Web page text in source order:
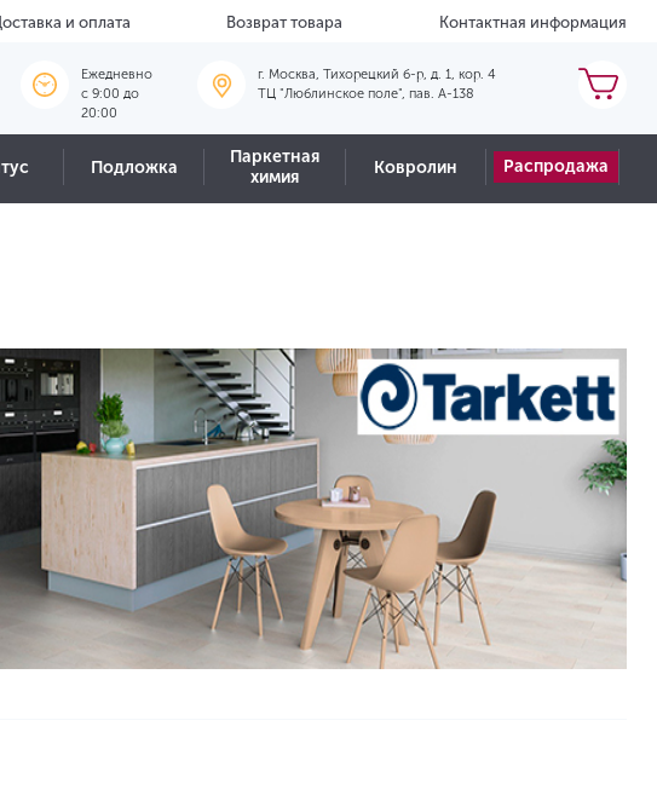
и оплата Возврат товара Контактная информация
Ежедневно
c 9:00 до
20:00
г. Москва, Тихорецкий б-р, д. 1, кор. 4
ТЦ "Люблинское поле", пав. А-138
Подложка
Паркетная
химия
Ковролин Распродажа